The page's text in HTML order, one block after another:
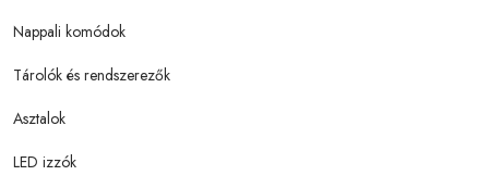
Nappali komódok
Tárolók és rendszerezők
Asztalok
LED izzók